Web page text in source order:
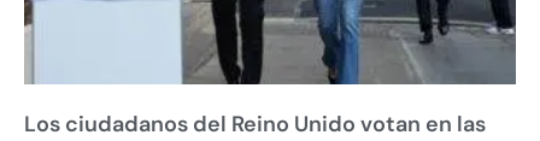
Los ciudadanos del Reino Unido votan en las